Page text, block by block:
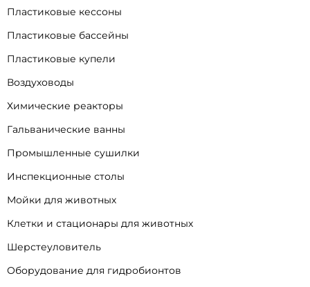
Пластиковые кессоны
Пластиковые бассейны
Пластиковые купели
Воздуховоды
Химические реакторы
Гальванические ванны
Промышленные сушилки
Инспекционные столы
Мойки для животных
Клетки и стационары для животных
Шерстеуловитель
Оборудование для гидробионтов